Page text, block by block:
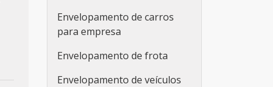
Envelopamento de carros
para empresa
Envelopamento de frota
Envelopamento de veículos